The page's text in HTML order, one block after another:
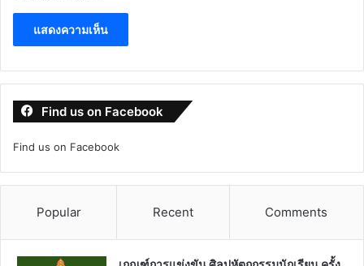
Find us on Facebook
Find us on Facebook
Popular Recent Comments